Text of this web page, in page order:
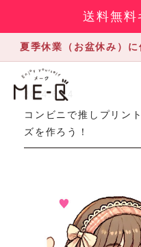
送料無料
夏季休業（お盆休み）
2024.6.14
コンビニで推しプリン
ズを作ろう！